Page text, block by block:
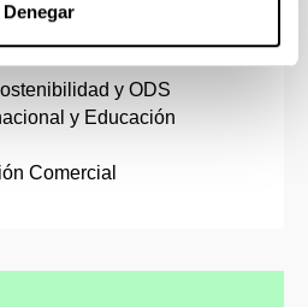
Denegar
y ODS
y Educación
Comercial